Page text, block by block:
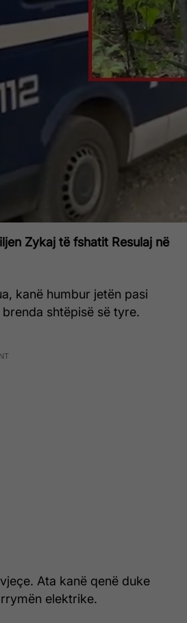
Zykaj të fshatit Resulaj në
kanë humbur jetën pasi
shtëpisë së tyre.
Ata kanë qenë duke
elektrike.